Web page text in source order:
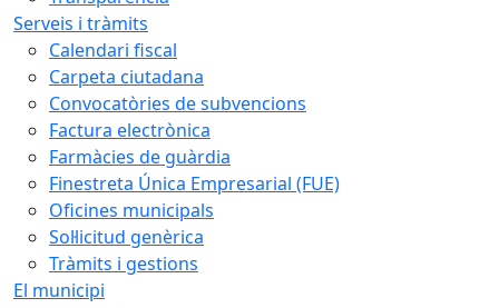
Serveis i tràmits
Calendari fiscal
Carpeta ciutadana
Convocatòries de subvencions
Factura electrònica
Farmàcies de guàrdia
Finestreta Única Empresarial (FUE)
Oficines municipals
Sol·licitud genèrica
Tràmits i gestions
El municipi